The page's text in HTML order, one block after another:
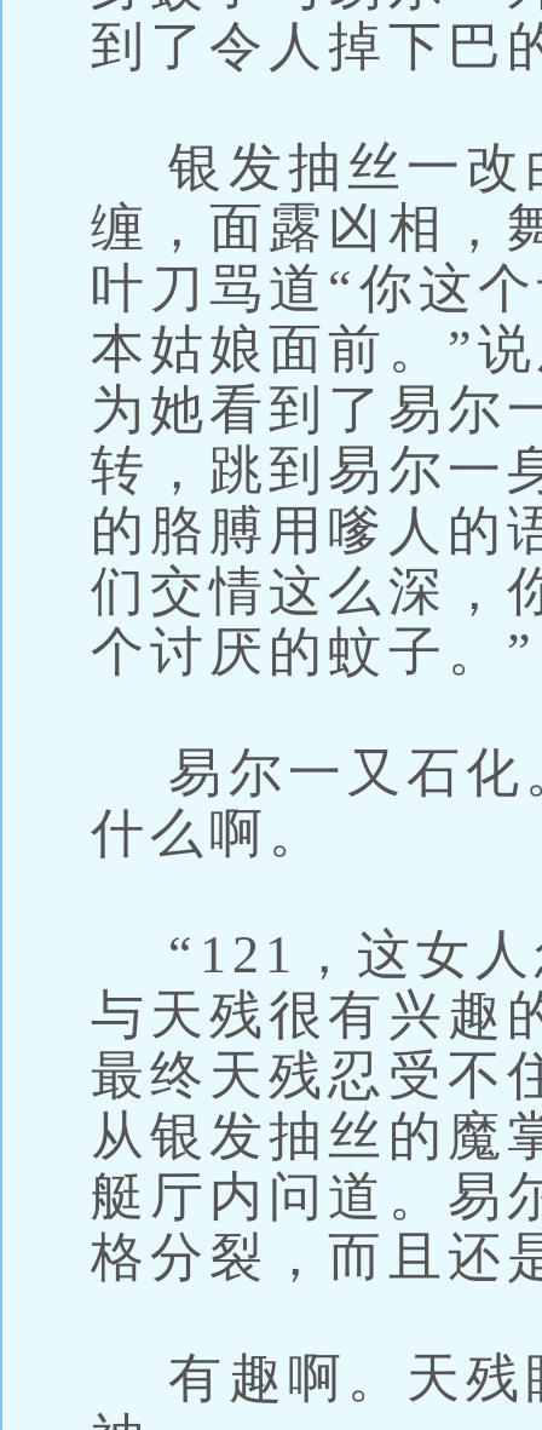
到了令人掉下巴
银发抽丝一改
缠，面露凶相，
叶刀骂道“你这
本姑娘面前。”
为她看到了易尔
转，跳到易尔一
的胳膊用嗲人的
们交情这么深，
个讨厌的蚊子。”
易尔一又石化
什么啊。
“121，这女人
与天残很有兴趣
最终天残忍受不
从银发抽丝的魔
艇厅内问道。易
格分裂，而且还
有趣啊。天残